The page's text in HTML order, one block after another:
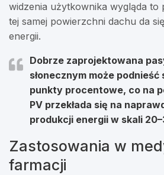
widzenia użytkownika wygląda to
tej samej powierzchni dachu da
energii.
Dobrze zaprojektowana
słonecznym może
punkty procentowe, co na
PV przekłada się na
produkcji energii w skali
Zastosowania w
farmacji